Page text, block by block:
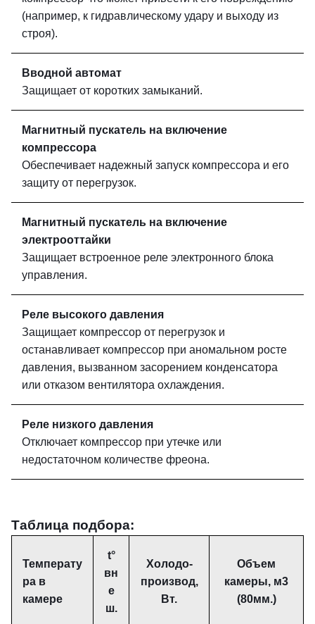
(например, к гидравлическому удару и выходу из
строя).
Вводной автомат
Защищает от коротких замыканий.
Магнитный пускатель на включение
компрессора
Обеспечивает надежный запуск компрессора и его
защиту от перегрузок.
Магнитный пускатель на включение
электрооттайки
Защищает встроенное реле электронного блока
управления.
Реле высокого давления
Защищает компрессор от перегрузок и
останавливает компрессор при аномальном росте
давления, вызванном засорением конденсатора
или отказом вентилятора охлаждения.
Реле низкого давления
Отключает компрессор при утечке или
недостаточном количестве фреона.
Таблица подбора:
Температу
ра в
камере
t°
вн
е
ш.
Холодо-
производ,
Вт.
Объем
камеры, м3
(80мм.)